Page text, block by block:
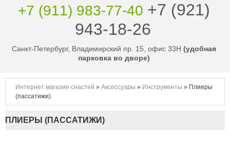
+7 (911) 983-77-40 ‭+7 (921)
943-18-26
Санкт-Петербург, Владимирский пр. 15, офис 33Н (удобная
парковка во дворе)
Интернет магазин снастей » Аксессуары » Инструменты » Плиеры
(пассатижи)
ПЛИЕРЫ (ПАССАТИЖИ)